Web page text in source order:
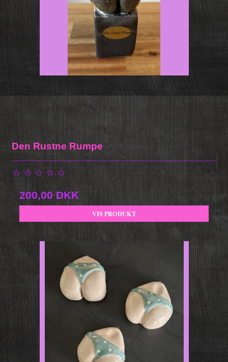
Den Rustne Rumpe
200,00 DKK
VIS PRODUKT